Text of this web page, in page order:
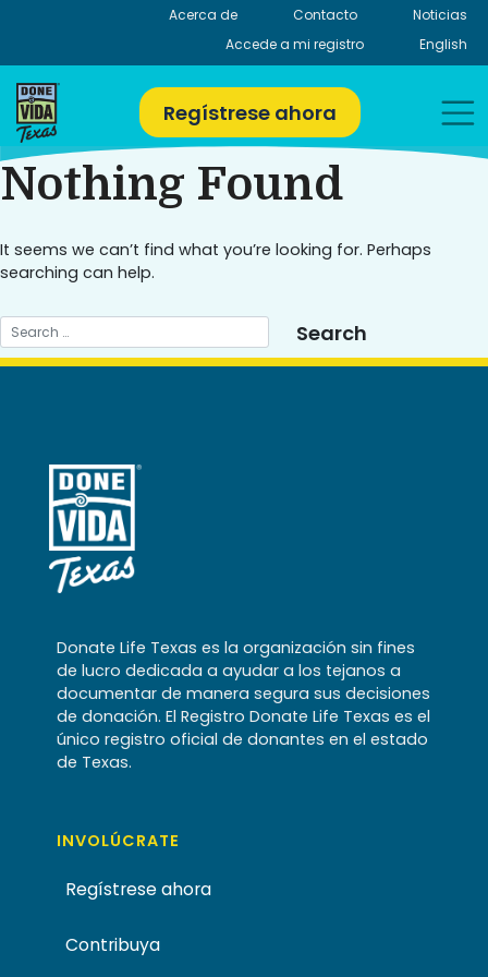
Acerca de Contacto
Noticias
Accede a mi registro
English
Regístrese ahora
Nothing Found
It seems we can’t find what you’re looking for. Perhaps
searching can help.
Donate Life Texas es la organización sin fines
de lucro dedicada a ayudar a los tejanos a
documentar de manera segura sus decisiones
de donación. El Registro Donate Life Texas es el
único registro oficial de donantes en el estado
de Texas.
INVOLÚCRATE
Regístrese ahora
Contribuya